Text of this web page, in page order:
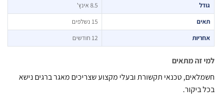
זה מתאים
טכנאי תקשורת ובעלי מקצוע שצריכים מאגר ברגים נישא